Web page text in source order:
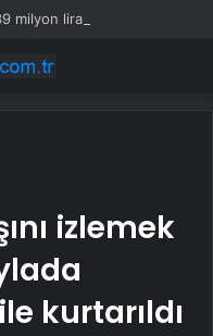
milyon lira kazandırdı
izlemek
kurtarıldı